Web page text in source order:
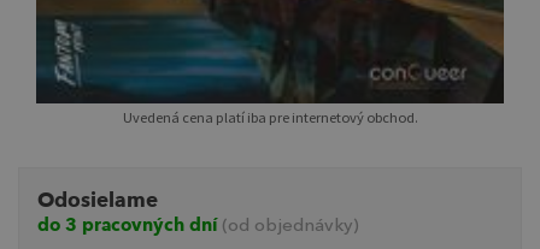
Uvedená cena platí iba pre internetový obchod.
Odosielame
do 3 pracovných dní (od objednávky)